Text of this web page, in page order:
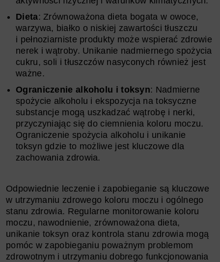
Dieta: Zrównoważona dieta bogata w owoce,
warzywa, białko o niskiej zawartości tłuszczu
i pełnoziarniste produkty może wspierać zdrowie
nerek i wątroby. Unikanie nadmiernego spożycia
cukru, soli i tłuszczów nasyconych również jest
ważne.
Ograniczenie alkoholu i toksyn: Nadmierne
spożycie alkoholu i ekspozycja na toksyczne
substancje mogą uszkadzać wątrobę i nerki,
przyczyniając się do ciemnienia koloru moczu.
Ograniczenie spożycia alkoholu i unikanie
toksyn gdzie to możliwe jest kluczowe dla
zachowania zdrowia.
Odpowiednie leczenie i zapobieganie są kluczowe
w utrzymaniu zdrowego koloru moczu i ogólnego
stanu zdrowia. Regularne monitorowanie koloru
moczu, nawodnienie, zrównoważona dieta,
unikanie toksyn oraz kontrola stanu zdrowia mogą
pomóc w zapobieganiu poważnym problemom
zdrowotnym i utrzymaniu dobrego funkcjonowania